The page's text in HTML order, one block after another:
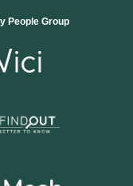
People Group